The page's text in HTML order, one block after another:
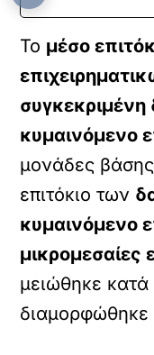
Το μέσο
συγκεκριμένη
κυμαινόμενο
μονάδες βάσης
επιτόκιο των
κυμαινόμενο
μικρομεσαίες
μειώθηκε
διαμορφώθηκε